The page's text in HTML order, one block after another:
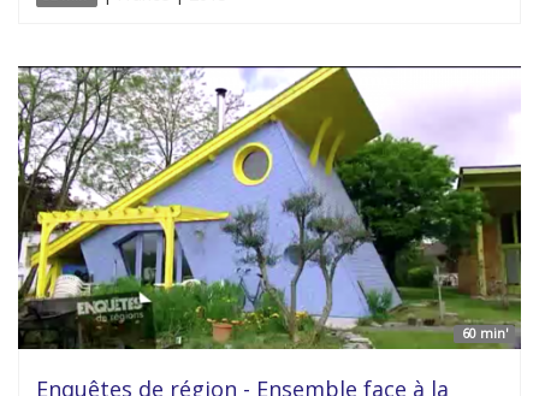
60 min'
Enquêtes de région - Ensemble face à la